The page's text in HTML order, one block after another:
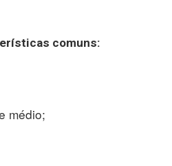
comuns:
médio;